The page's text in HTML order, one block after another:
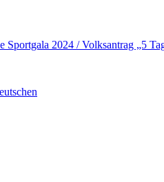
Sportgala 2024 / Volksantrag „5